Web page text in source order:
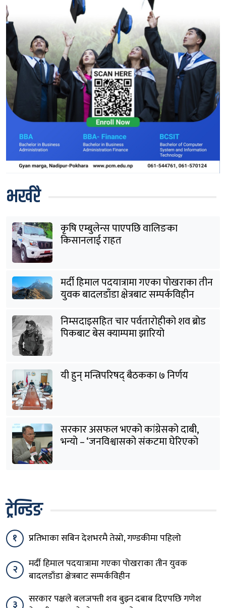
भर्खरै
कृषि एम्बुलेन्स पाएपछि वालिङका
किसानलाई राहत
मर्दी हिमाल पदयात्रामा गएका पोखराका तीन
युवक बादलडाँडा क्षेत्रबाट सम्पर्कविहीन
निम्सदाइसहित चार पर्वतारोहीको शव ब्रोड
पिकबाट बेस क्याम्पमा झारियो
यी हुन् मन्त्रिपरिषद् बैठकका ७ निर्णय
सरकार असफल भएको कांग्रेसको दाबी,
भन्यो – ‘जनविश्वासको संकटमा घेरिएको
ट्रेन्डिङ
१ प्रतिभाका सबिन देशभरमै तेस्रो, गण्डकीमा पहिलो
२
मर्दी हिमाल पदयात्रामा गएका पोखराका तीन युवक
बादलडाँडा क्षेत्रबाट सम्पर्कविहीन
सरकार पक्षले बलजफ्ती शव बुझ्न दबाब दिएपछि गणेश